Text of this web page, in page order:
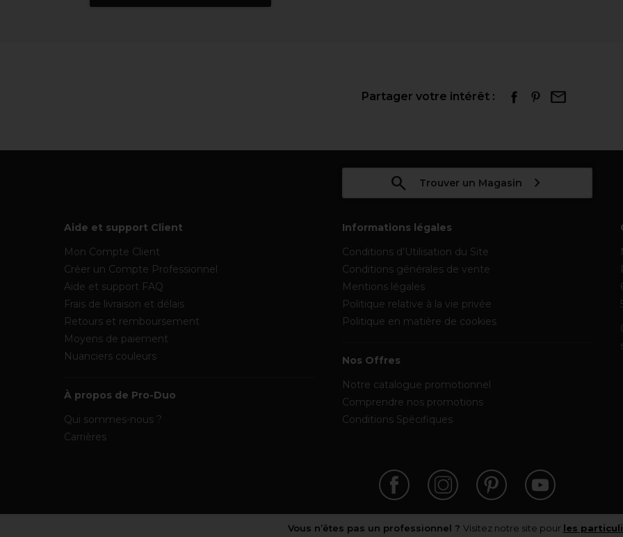
Partager votre intérêt :
Trouver un Magasin
Aide et support Client
Mon Compte Client
Créer un Compte Professionnel
Aide et support FAQ
Frais de livraison et délais
Retours et remboursement
Moyens de paiement
Nuanciers couleurs
À propos de Pro-Duo
Qui sommes-nous ?
Carrières
Informations légales
Conditions d’Utilisation du Site
Conditions générales de vente
Mentions légales
Politique relative à la vie privée
Politique en matière de cookies
Nos Offres
Notre catalogue promotionnel
Comprendre nos promotions
Conditions Spécifiques
Vous n’êtes pas un professionnel ? Visitez notre site pour les